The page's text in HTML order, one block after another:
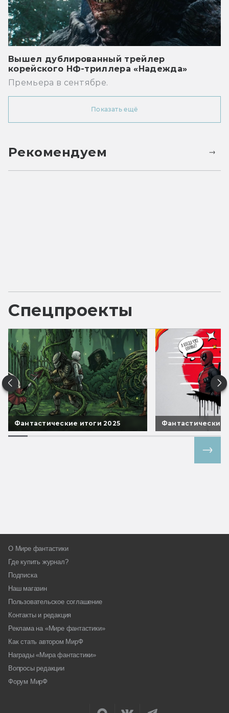
Вышел дублированный трейлер
корейского НФ-триллера «Надежда»
Премьера в сентябре.
Показать ещё
Рекомендуем
Спецпроекты
Фантастические итоги 2025 Фантастические
О Мире фантастики
Где купить журнал?
Подписка
Наш магазин
Пользовательское соглашение
Контакты и редакция
Реклама на «Мире фантастики»
Как стать автором МирФ
Награды «Мира фантастики»
Вопросы редакции
Форум МирФ